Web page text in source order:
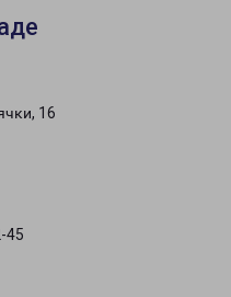
16
45